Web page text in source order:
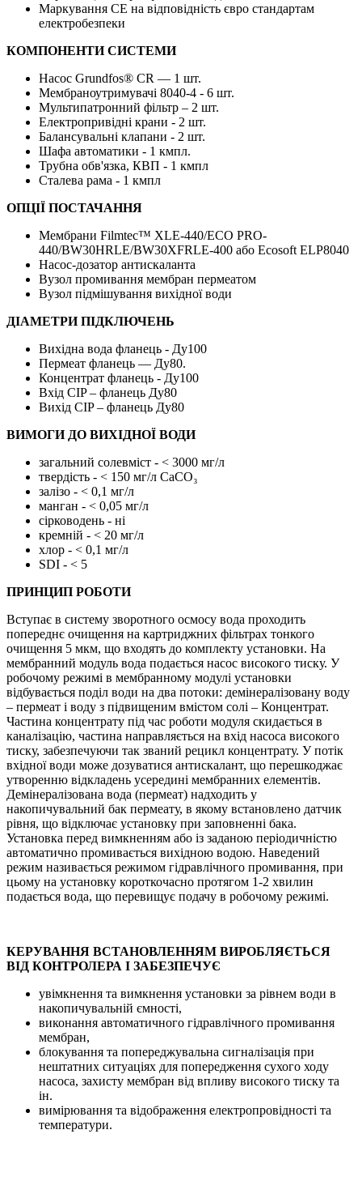
Маркування CE на відповідність євро стандартам
електробезпеки
КОМПОНЕНТИ СИСТЕМИ
Насос Grundfos® CR — 1 шт.
Мембраноутримувачі 8040-4 - 6 шт.
Мультипатронний фільтр – 2 шт.
Електропривідні крани - 2 шт.
Балансувальні клапани - 2 шт.
Шафа автоматики - 1 кмпл.
Трубна обв'язка, КВП - 1 кмпл
Сталева рама - 1 кмпл
ОПЦІЇ ПОСТАЧАННЯ
Мембрани Filmtec™ XLE-440/ECO PRO-
440/BW30HRLE/BW30XFRLE-400 або Ecosoft ELP8040
Насос-дозатор антискаланта
Вузол промивання мембран пермеатом
Вузол підмішування вихідної води
ДІАМЕТРИ ПІДКЛЮЧЕНЬ
Вихідна вода фланець - Ду100
Пермеат фланець — Ду80.
Концентрат фланець - Ду100
Вхід CIP – фланець Ду80
Вихід CIP – фланець Ду80
ВИМОГИ ДО ВИХІДНОЇ ВОДИ
загальний солевміст - < 3000 мг/л
твердість - < 150 мг/л CaCO₃
залізо - < 0,1 мг/л
манган - < 0,05 мг/л
сірководень - ні
кремній - < 20 мг/л
хлор - < 0,1 мг/л
SDI - < 5
ПРИНЦИП РОБОТИ
Вступає в систему зворотного осмосу вода проходить
попереднє очищення на картриджних фільтрах тонкого
очищення 5 мкм, що входять до комплекту установки. На
мембранний модуль вода подається насос високого тиску. У
робочому режимі в мембранному модулі установки
відбувається поділ води на два потоки: демінералізовану воду
– пермеат і воду з підвищеним вмістом солі – Концентрат.
Частина концентрату під час роботи модуля скидається в
каналізацію, частина направляється на вхід насоса високого
тиску, забезпечуючи так званий рецикл концентрату. У потік
вхідної води може дозуватися антискалант, що перешкоджає
утворенню відкладень усередині мембранних елементів.
Демінералізована вода (пермеат) надходить у
накопичувальний бак пермеату, в якому встановлено датчик
рівня, що відключає установку при заповненні бака.
Установка перед вимкненням або із заданою періодичністю
автоматично промивається вихідною водою. Наведений
режим називається режимом гідравлічного промивання, при
цьому на установку короткочасно протягом 1-2 хвилин
подається вода, що перевищує подачу в робочому режимі.
КЕРУВАННЯ ВСТАНОВЛЕННЯМ ВИРОБЛЯЄТЬСЯ
ВІД КОНТРОЛЕРА І ЗАБЕЗПЕЧУЄ
увімкнення та вимкнення установки за рівнем води в
накопичувальній ємності,
виконання автоматичного гідравлічного промивання
мембран,
блокування та попереджувальна сигналізація при
нештатних ситуаціях для попередження сухого ходу
насоса, захисту мембран від впливу високого тиску та
ін.
вимірювання та відображення електропровідності та
температури.